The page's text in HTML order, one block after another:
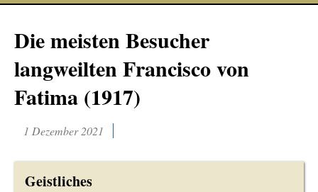
Die meisten Besucher
langweilten Francisco von
Fatima (1917)
1 Dezember 2021
Geistliches